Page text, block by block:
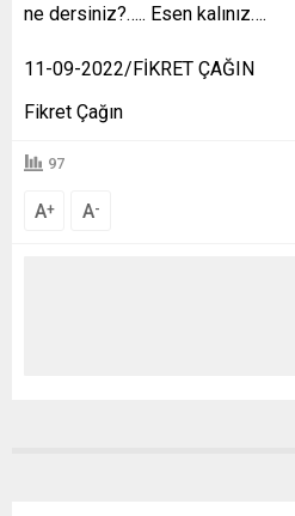
ne dersiniz?….. Esen kalınız….
11-09-2022/FİKRET ÇAĞIN
Fikret Çağın
97
A+ A-